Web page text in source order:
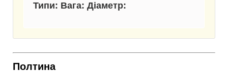
Типи: Вага: Діаметр:
Полтина